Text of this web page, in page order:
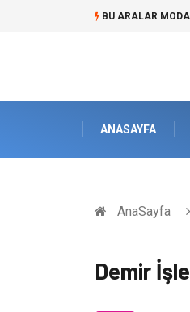
BU ARALAR MODA
ANASAYFA
AnaSayfa
Demir